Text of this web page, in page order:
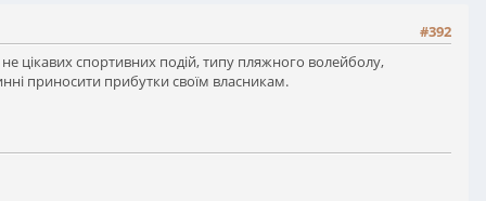
#392
не цікавих спортивних подій, типу пляжного волейболу,
приносити прибутки своїм власникам.